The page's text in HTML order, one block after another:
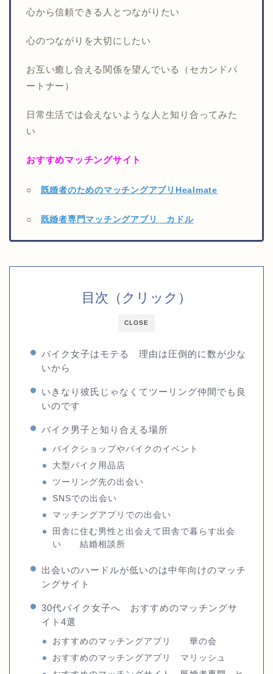
心から信頼できる人とつながりたい
心のつながりを大切にしたい
お互い癒し合える関係を望んでいる（セカンドパ
ートナー）
日常生活では会えないような人と知り合ってみた
い
おすすめマッチングサイト
○ 既婚者のためのマッチングアプリHealmate
○ 既婚者専門マッチングアプリ カドル
CLOSE
目次（クリック）
バイク女子はモテる 理由は圧倒的に数が少な
いから
いきなり彼氏じゃなくてツーリング仲間でも良
いのです
バイク男子と知り合える場所
バイクショップやバイクのイベント
大型バイク用品店
ツーリング先の出会い
SNSでの出会い
マッチングアプリでの出会い
田舎に住む男性と出会えて田舎で暮らす出会
い 結婚相談所
出会いのハードルが低いのは中年向けのマッチ
ングサイト
30代バイク女子へ おすすめのマッチングサ
イト4選
おすすめのマッチングアプリ 華の会
おすすめのマッチングアプリ マリッシュ